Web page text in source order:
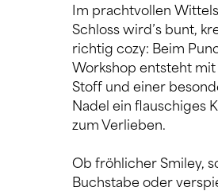
Im prachtvollen
Schloss wird’s bunt,
richtig cozy: Beim
Workshop entsteht mit
Stoff und einer
Nadel ein flauschiges
zum Verlieben.
Ob fröhlicher Smiley,
Buchstabe oder